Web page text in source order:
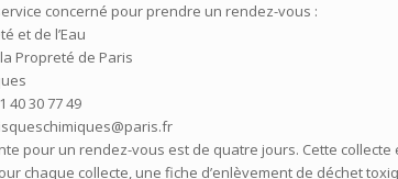
concerné pour prendre un rendez-vous :
et de l’Eau
Propreté de Paris
40 30 77 49
pour un rendez-vous est de quatre jours. Cette
chaque collecte, une fiche d’enlèvement de déchet